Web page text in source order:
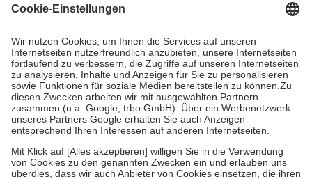
Grundsätzlich leisten Mitglieder Zuzahlungen in Höhe von zehn
höchstens zehn Euro.
Es sind jedoch nie mehr als die tatsächlichen
Kosten der Leistung zu entrichten.
Diese Regeln gelten grundsätzlich auch für Online-Apotheken.
Bei Heilmitteln und häuslicher Krankenpflege beträgt die
Zuzahlung zehn Prozent der Kosten sowie zehn Euro je
Verordnung.
Um das Engagement der Versicherten für ihre eigene Gesundheit zu
stärken und die besondere Stellung der Familie zu unterstützen,
fallenkeine Zuzahlungenan bei:
• Kindern und Jugendlichen bis zum vollendeten 18. Lebensjahr